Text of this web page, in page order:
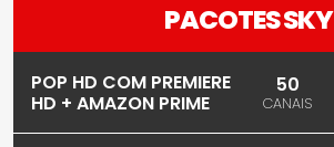
PACOTES SKY
POP HD COM PREMIERE
HD + AMAZON PRIME
50
CANAIS